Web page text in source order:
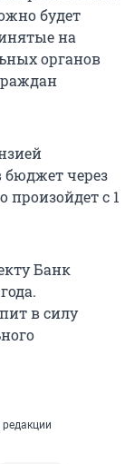
будет
на
органов
бюджет через
произойдет с 1
Банк
в силу